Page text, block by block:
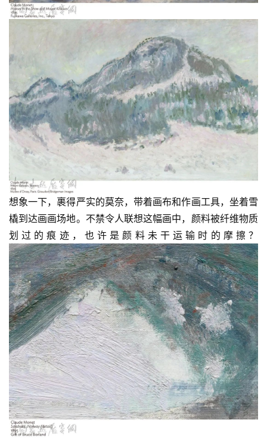
想象一下，裹得严实的莫奈，带着画布和作画工具，坐着雪
橇到达画画场地。不禁令人联想这幅画中，颜料被纤维物质
划过的痕迹，也许是颜料未干运输时的摩擦？